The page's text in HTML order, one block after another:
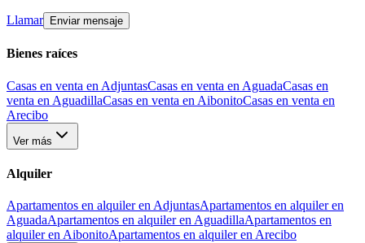
Llamar Enviar mensaje
Bienes raíces
Casas en venta en AdjuntasCasas en venta en AguadaCasas en
venta en AguadillaCasas en venta en AibonitoCasas en venta en
Arecibo
Ver más
Alquiler
Apartamentos en alquiler en AdjuntasApartamentos en alquiler en
AguadaApartamentos en alquiler en AguadillaApartamentos en
alquiler en AibonitoApartamentos en alquiler en Arecibo